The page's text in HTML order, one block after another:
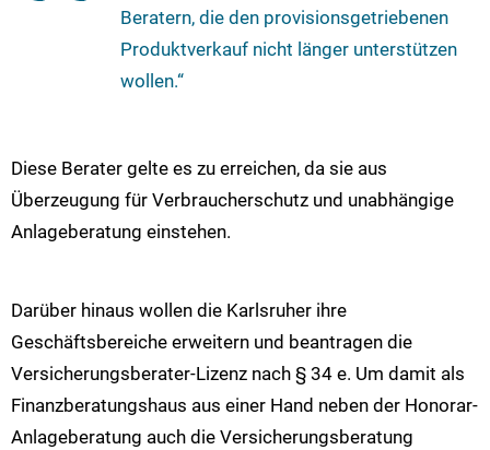
Beratern, die den provisionsgetriebenen
Produktverkauf nicht länger unterstützen
wollen.“
Diese Berater gelte es zu erreichen, da sie aus
Überzeugung für Verbraucherschutz und unabhängige
Anlageberatung einstehen.
Darüber hinaus wollen die Karlsruher ihre
Geschäftsbereiche erweitern und beantragen die
Versicherungsberater-Lizenz nach § 34 e. Um damit als
Finanzberatungshaus aus einer Hand neben der Honorar-
Anlageberatung auch die Versicherungsberatung